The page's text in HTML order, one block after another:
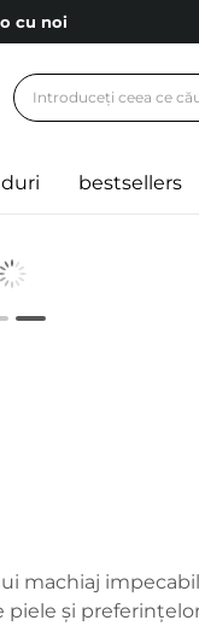
cu noi
comenzile de la 150
bestsellers
machiaj
și